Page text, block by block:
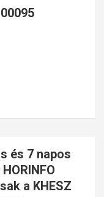
és 7 napos
a KHESZ